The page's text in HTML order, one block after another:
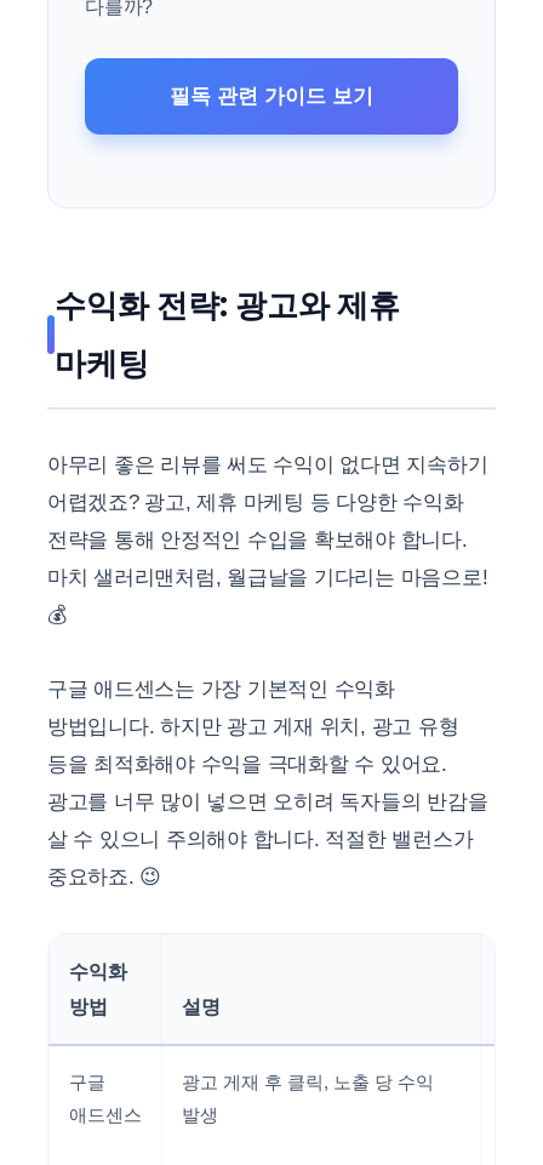
다를까?
필독 관련 가이드 보기
수익화 전략: 광고와 제휴
마케팅
아무리 좋은 리뷰를 써도 수익이 없다면 지속하기
어렵겠죠? 광고, 제휴 마케팅 등 다양한 수익화
전략을 통해 안정적인 수입을 확보해야 합니다.
마치 샐러리맨처럼, 월급날을 기다리는 마음으로!
💰
구글 애드센스는 가장 기본적인 수익화
방법입니다. 하지만 광고 게재 위치, 광고 유형
등을 최적화해야 수익을 극대화할 수 있어요.
광고를 너무 많이 넣으면 오히려 독자들의 반감을
살 수 있으니 주의해야 합니다. 적절한 밸런스가
중요하죠. 😉
수익화
방법
설명
구글
애드센스
광고 게재 후 클릭, 노출 당 수익
발생